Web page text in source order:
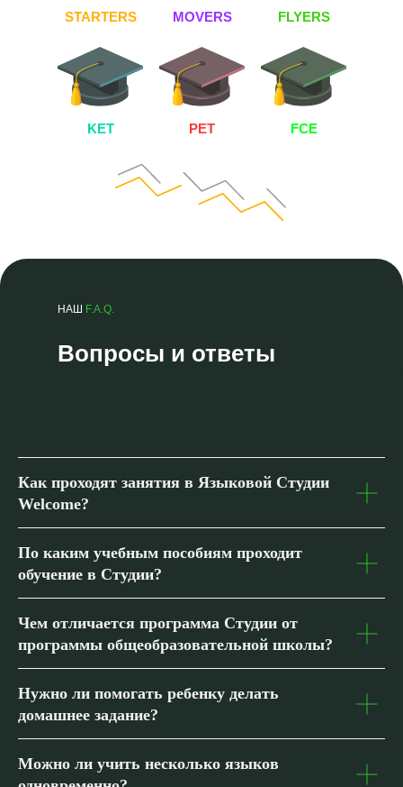
STARTERS MOVERS FLYERS
KET PET FCE
Вопросы и ответы
НАШ F.A.Q.
Как проходят занятия в Языковой Студии
Welcome?
По каким учебным пособиям проходит
обучение в Студии?
Чем отличается программа Студии от
программы общеобразовательной школы?
Нужно ли помогать ребенку делать
домашнее задание?
Можно ли учить несколько языков